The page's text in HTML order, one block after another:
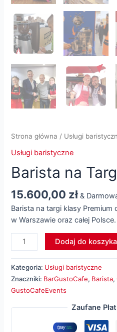
Strona główna / Usługi
Usługi baristyczne
Barista na
15.600,00 zł &
Barista na targi klasy Premium
w Warszawie oraz całej Polsce.
ilość
Barista
na
Targi
Dodaj do koszyka
Kategoria: Usługi baristyczne
Znaczniki: BarGustoCafe, Barista,
GustoCafeEvents
Zaufane